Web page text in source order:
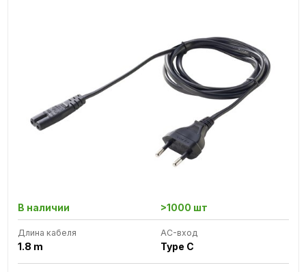
В наличии >1000 шт
Длина кабеля
1.8 m
AC-вход
Type C